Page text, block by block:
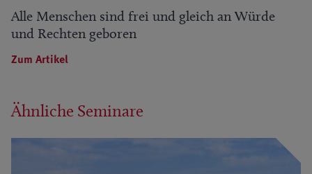
Alle Menschen sind frei und gleich an Würde
und Rechten geboren
Zum Artikel
Ähnliche Seminare